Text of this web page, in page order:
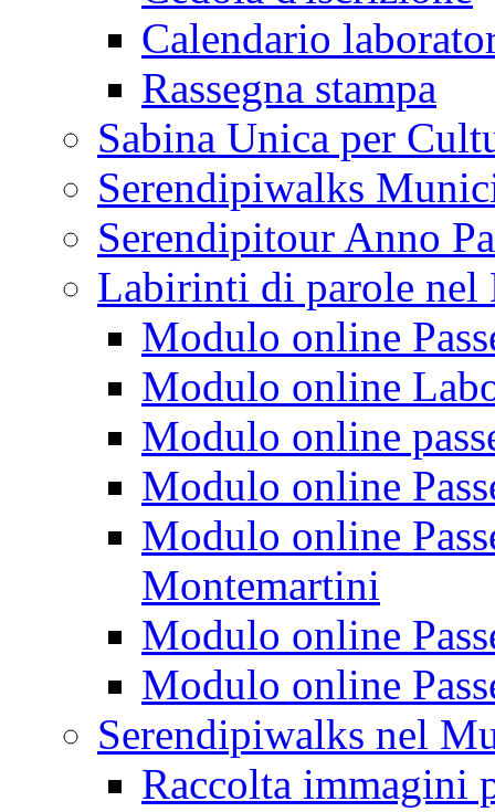
Calendario
Rassegna stampa
Sabina Unica per
Serendipiwalks
Serendipitour Anno
Labirinti di parole
Modulo online
Modulo online
Modulo online
Modulo online
Modulo online
Montemartini
Modulo online
Modulo online
Serendipiwalks nel
Raccolta immagini